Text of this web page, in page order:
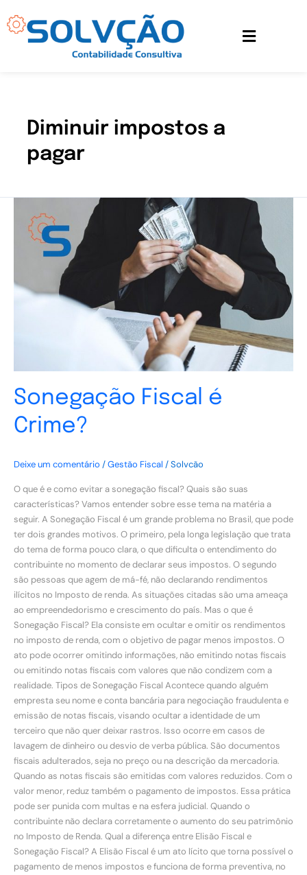
para
Diminuir impostos a
pagar
Sonegação Fiscal é
Crime?
Deixe um comentário /Gestão Fiscal /Solvcão
O que é e como evitar a sonegação fiscal? Quais são suas
características? Vamos entender sobre esse tema na matéria a
seguir. A Sonegação Fiscal é um grande problema no Brasil, que pode
ter dois grandes motivos. O primeiro, pela longa legislação que trata
do tema de forma pouco clara, o que dificulta o entendimento do
contribuinte no momento de declarar seus impostos. O segundo
são pessoas que agem de má-fé, não declarando rendimentos
ilícitos no Imposto de renda. As situações citadas são uma ameaça
ao empreendedorismo e crescimento do país. Mas o que é
Sonegação Fiscal? Ela consiste em ocultar e omitir os rendimentos
no imposto de renda, com o objetivo de pagar menos impostos. O
ato pode ocorrer omitindo informações, não emitindo notas fiscais
ou emitindo notas fiscais com valores que não condizem com a
realidade. Tipos de Sonegação Fiscal Acontece quando alguém
empresta seu nome e conta bancária para negociação fraudulenta e
emissão de notas fiscais, visando ocultar a identidade de um
terceiro que não quer deixar rastros. Isso ocorre em casos de
lavagem de dinheiro ou desvio de verba pública. São documentos
fiscais adulterados, seja no preço ou na descrição da mercadoria.
Quando as notas fiscais são emitidas com valores reduzidos. Com o
valor menor, reduz também o pagamento de impostos. Essa prática
pode ser punida com multas e na esfera judicial. Quando o
contribuinte não declara corretamente o aumento do seu patrimônio
no Imposto de Renda. Qual a diferença entre Elisão Fiscal e
Sonegação Fiscal? A Elisão Fiscal é um ato lícito que torna possível o
pagamento de menos impostos e funciona de forma preventiva, no
Fiscal